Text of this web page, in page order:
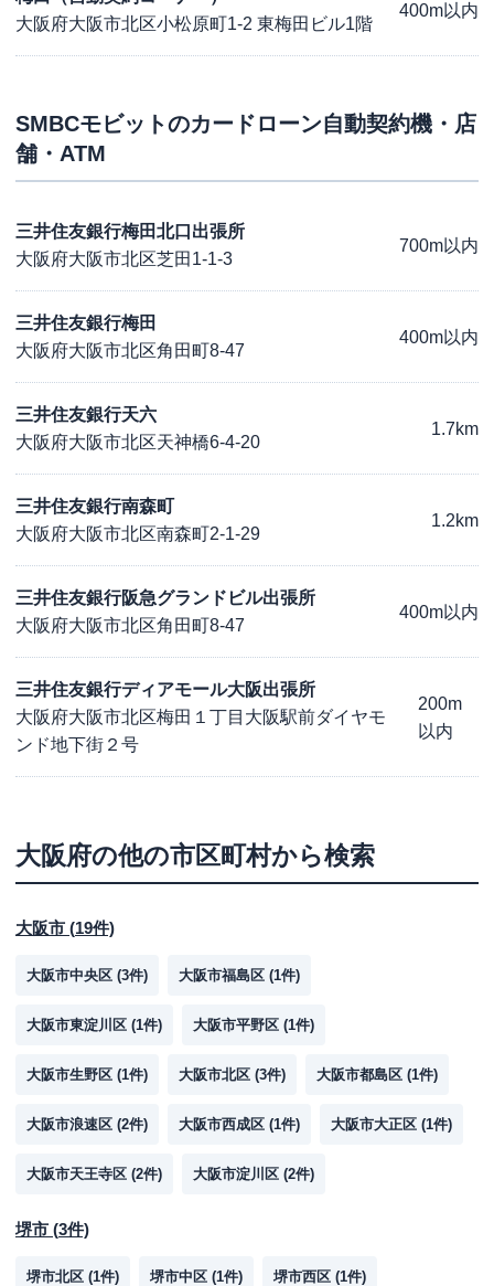
大阪府大阪市北区小松原町1-2 東梅田ビル1階
400m以内
SMBCモビットのカードローン自動契約機・店
舗・ATM
三井住友銀行梅田北口出張所
大阪府大阪市北区芝田1-1-3
700m以内
三井住友銀行梅田
大阪府大阪市北区角田町8-47
400m以内
三井住友銀行天六
大阪府大阪市北区天神橋6-4-20
1.7km
三井住友銀行南森町
大阪府大阪市北区南森町2-1-29
1.2km
三井住友銀行阪急グランドビル出張所
大阪府大阪市北区角田町8-47
400m以内
三井住友銀行ディアモール大阪出張所
大阪府大阪市北区梅田１丁目大阪駅前ダイヤモ
ンド地下街２号
200m
以内
大阪府の他の市区町村から検索
大阪市 (19件)
大阪市中央区 (3件) 大阪市福島区 (1件)
大阪市東淀川区 (1件) 大阪市平野区 (1件)
大阪市生野区 (1件) 大阪市北区 (3件) 大阪市都島区 (1件)
大阪市浪速区 (2件) 大阪市西成区 (1件) 大阪市大正区 (1件)
大阪市天王寺区 (2件) 大阪市淀川区 (2件)
堺市 (3件)
堺市北区 (1件) 堺市中区 (1件) 堺市西区 (1件)